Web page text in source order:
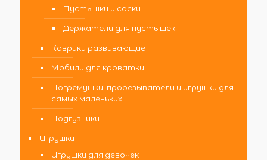
Пустышки и соски
Держатели для пустышек
Коврики развивающие
Мобили для кроватки
Погремушки, прорезыватели и игрушки для
самых маленьких
Подгузники
Игрушки
Игрушки для девочек